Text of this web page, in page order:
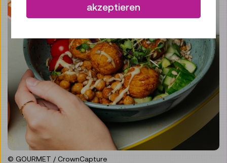
© GOURMET / CrownCapture
akzeptieren